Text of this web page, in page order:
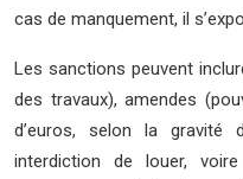
cas de manquement, il
Les sanctions peuvent
des travaux), amendes
d’euros, selon la
interdiction de louer,